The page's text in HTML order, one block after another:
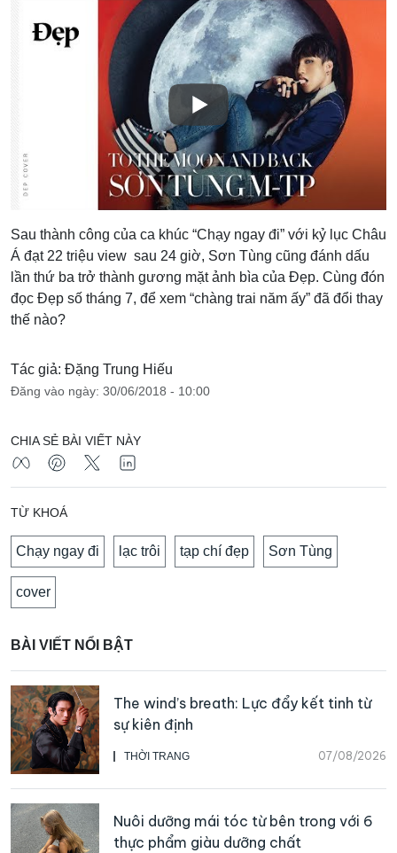
Sau thành công của ca khúc “Chạy ngay đi” với kỷ lục Châu
Á đạt 22 triệu view sau 24 giờ, Sơn Tùng cũng đánh dấu
lần thứ ba trở thành gương mặt ảnh bìa của Đẹp. Cùng đón
đọc Đẹp số tháng 7, để xem “chàng trai năm ấy” đã đổi thay
thế nào?
Tác giả: Đặng Trung Hiếu
Đăng vào ngày: 30/06/2018 - 10:00
CHIA SẺ BÀI VIẾT NÀY
TỪ KHOÁ
Chạy ngay đi lạc trôi tạp chí đẹp Sơn Tùng
cover
BÀI VIẾT NỔI BẬT
THỜI TRANG 07/08/2026
The wind’s breath: Lực đẩy kết tinh từ
sự kiên định
Nuôi dưỡng mái tóc từ bên trong với 6
thực phẩm giàu dưỡng chất